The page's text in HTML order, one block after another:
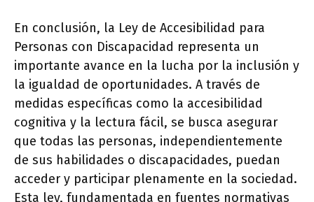
En conclusión, la Ley de Accesibilidad para
Personas con Discapacidad representa un
importante avance en la lucha por la inclusión y
la igualdad de oportunidades. A través de
medidas específicas como la accesibilidad
cognitiva y la lectura fácil, se busca asegurar
que todas las personas, independientemente
de sus habilidades o discapacidades, puedan
acceder y participar plenamente en la sociedad.
Esta ley, fundamentada en fuentes normativas